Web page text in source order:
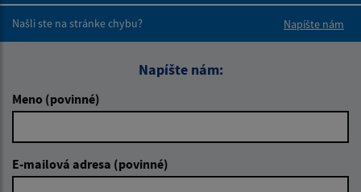
Našli ste na stránke chybu?
Napíšte nám
Napíšte nám:
Meno (povinné)
E-mailová adresa (povinné)